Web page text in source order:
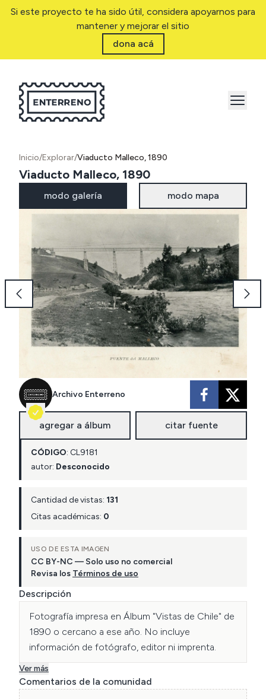
Si este proyecto te ha sido útil, considera apoyarnos para
mantener y mejorar el sitio
dona acá
Inicio/Explorar/Viaducto Malleco, 1890
Viaducto Malleco, 1890
modo galería modo mapa
Archivo Enterreno
agregar a álbum citar fuente
CÓDIGO: CL9181
autor: Desconocido
Cantidad de vistas: 131
Citas académicas: 0
USO DE ESTA IMAGEN
CC BY-NC — Solo uso no comercial
Revisa los Términos de uso
Descripción
Fotografía impresa en Álbum "Vistas de Chile" de
1890 o cercano a ese año. No incluye
información de fotógrafo, editor ni imprenta.
Ver más
Comentarios de la comunidad